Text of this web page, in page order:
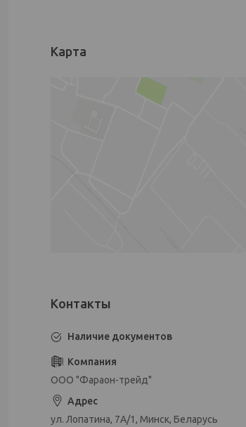
Карта
Наличие документов
ООО "Фараон-трейд"
ул. Лопатина, 7А/1, Минск, Беларусь